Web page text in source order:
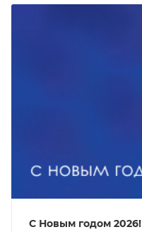
С Новым годом 2026!